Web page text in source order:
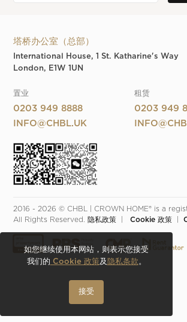
塔桥办公室（总部）
International House, 1 St. Katharine's Way
London, E1W 1UN
置业
0203 949 8888
INFO@CHBL.UK
租赁
0203 949
2016 - 2026 © CHBL | CROWN HOME® is a
All Rights Reserved. 隐私政策 Cookie 政策
  |
如您继续使用本网站，则表示您接受
我们的 Cookie 政策及 隐私条款。
接受